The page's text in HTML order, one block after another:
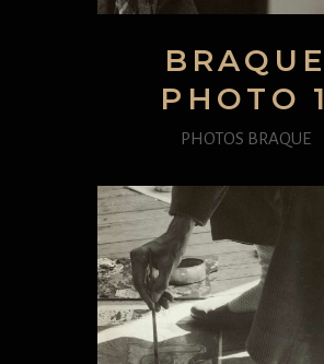
BRAQUE
PHOTO 1
PHOTOS BRAQUE